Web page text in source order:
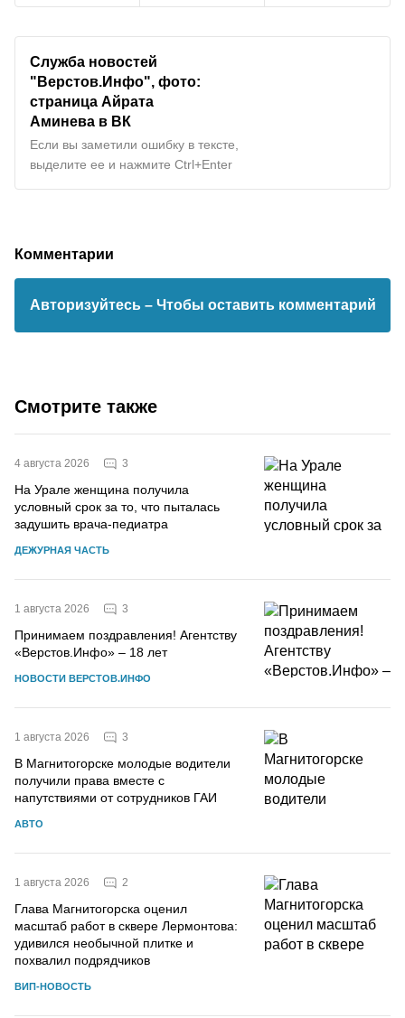
Служба новостей
"Верстов.Инфо", фото:
страница Айрата
Аминева в ВК
Если вы заметили ошибку в тексте,
выделите ее и нажмите Ctrl+Enter
Комментарии
Авторизуйтесь – Чтобы оставить комментарий
Смотрите также
4 августа 2026 3
На Урале женщина получила
условный срок за то, что пыталась
задушить врача-педиатра
ДЕЖУРНАЯ ЧАСТЬ
1 августа 2026 3
Принимаем поздравления! Агентству
«Верстов.Инфо» – 18 лет
НОВОСТИ ВЕРСТОВ.ИНФО
1 августа 2026 3
В Магнитогорске молодые водители
получили права вместе с
напутствиями от сотрудников ГАИ
АВТО
1 августа 2026 2
Глава Магнитогорска оценил
масштаб работ в сквере Лермонтова:
удивился необычной плитке и
похвалил подрядчиков
ВИП-НОВОСТЬ